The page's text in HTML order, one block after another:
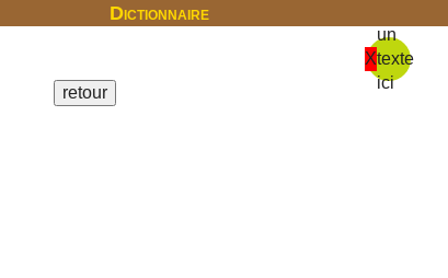
Dictionnaire
X
un
texte
ici